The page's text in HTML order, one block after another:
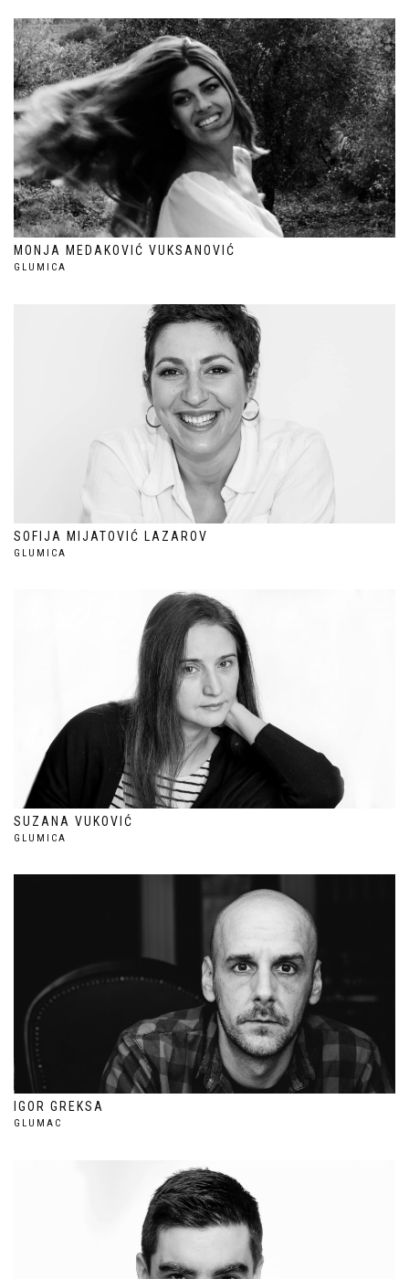
MONJA MEDAKOVIĆ VUKSANOVIĆ
GLUMICA
SOFIJA MIJATOVIĆ LAZAROV
GLUMICA
SUZANA VUKOVIĆ
GLUMICA
IGOR GREKSA
GLUMAC